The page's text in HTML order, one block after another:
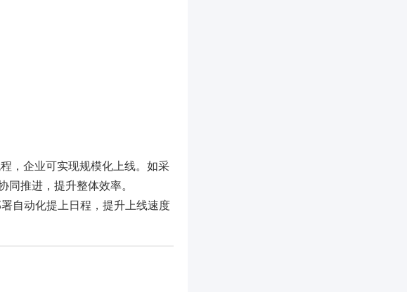
，企业可实现规模化上线。如采
推进，提升整体效率。
自动化提上日程，提升上线速度